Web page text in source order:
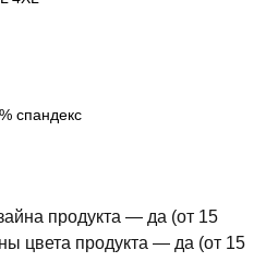
спандекс
продукта — да (от 15
цвета продукта — да (от 15